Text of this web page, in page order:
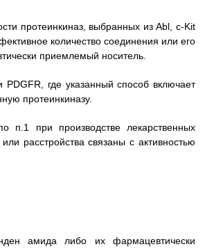
протеинкиназ, выбранных из Abl, c-Kit
количество соединения или его
приемлемый носитель.
где указанный способ включает
протеинкиназу.
при производстве лекарственных
расстройства связаны с активностью
амида либо их фармацевтически